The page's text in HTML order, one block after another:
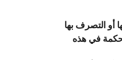
أو التصرف بها
في هذه